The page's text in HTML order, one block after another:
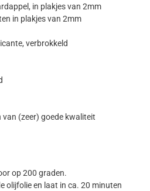
in plakjes van 2mm
in plakjes van 2mm
verbrokkeld
van (zeer) goede kwaliteit
op 200 graden.
olijfolie en laat in ca. 20 minuten